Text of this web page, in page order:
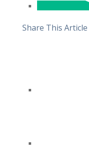
Share This Article